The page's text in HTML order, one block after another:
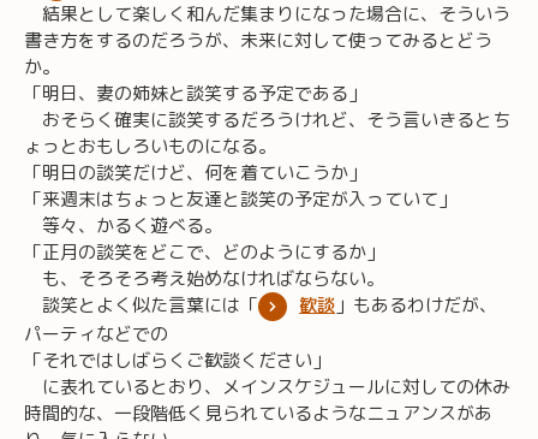
結果として楽しく和んだ集まりになった場合に、そういう
書き方をするのだろうが、未来に対して使ってみるとどう
か。
「明日、妻の姉妹と談笑する予定である」
おそらく確実に談笑するだろうけれど、そう言いきるとち
ょっとおもしろいものになる。
「明日の談笑だけど、何を着ていこうか」
「来週末はちょっと友達と談笑の予定が入っていて」
等々、かるく遊べる。
「正月の談笑をどこで、どのようにするか」
も、そろそろ考え始めなければならない。
談笑とよく似た言葉には「
歓談 」もあるわけだが、
パーティなどでの
「それではしばらくご歓談ください」
に表れているとおり、メインスケジュールに対しての休み
時間的な、一段階低く見られているようなニュアンスがあ